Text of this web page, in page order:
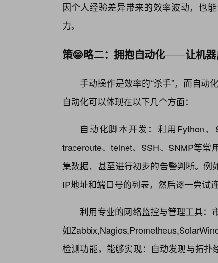
因个人经验差异带来的效率波动，也
力。
策😁略二：拥抱自动化——让机器
手动操作是效率的“杀手”，而自动
自动化可以体现在以下几个方面：
自动化脚本开发：利用Python
traceroute、telnet、SSH、SNMP等常
集数据，甚至进行初步的告警判断。
IP地址和端口号的列表，然后逐一尝试
利用专业的网络监控与管理工具：
如
检测功能，能够实现：自动发现与拓